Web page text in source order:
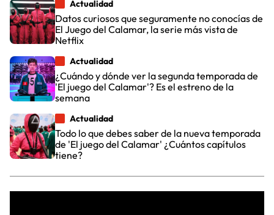
Actualidad
Datos curiosos que seguramente no conocías de
El Juego del Calamar, la serie más vista de
Netflix
Actualidad
¿Cuándo y dónde ver la segunda temporada de
'El juego del Calamar'? Es el estreno de la
semana
Actualidad
Todo lo que debes saber de la nueva temporada
de 'El juego del Calamar' ¿Cuántos capítulos
tiene?